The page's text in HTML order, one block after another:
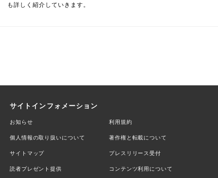
も詳しく紹介していきます。
サイトインフォメーション
お知らせ 利用規約
個人情報の取り扱いについて 著作権と転載について
サイトマップ プレスリリース受付
読者プレゼント提供 コンテンツ利用について